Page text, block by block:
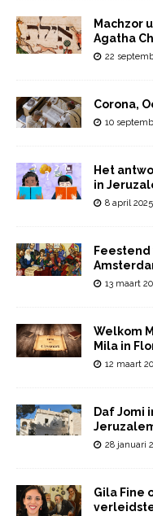
Machzor
Agatha
22
Corona,
10
Het
in
8 april 2025
13 maart
Welkom
Mila in
12 maart
Daf Jomi
28 januari
Gila Fine